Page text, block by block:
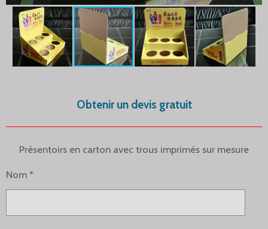
Obtenir un devis gratuit
Présentoirs en carton avec trous imprimés sur mesure
Nom *